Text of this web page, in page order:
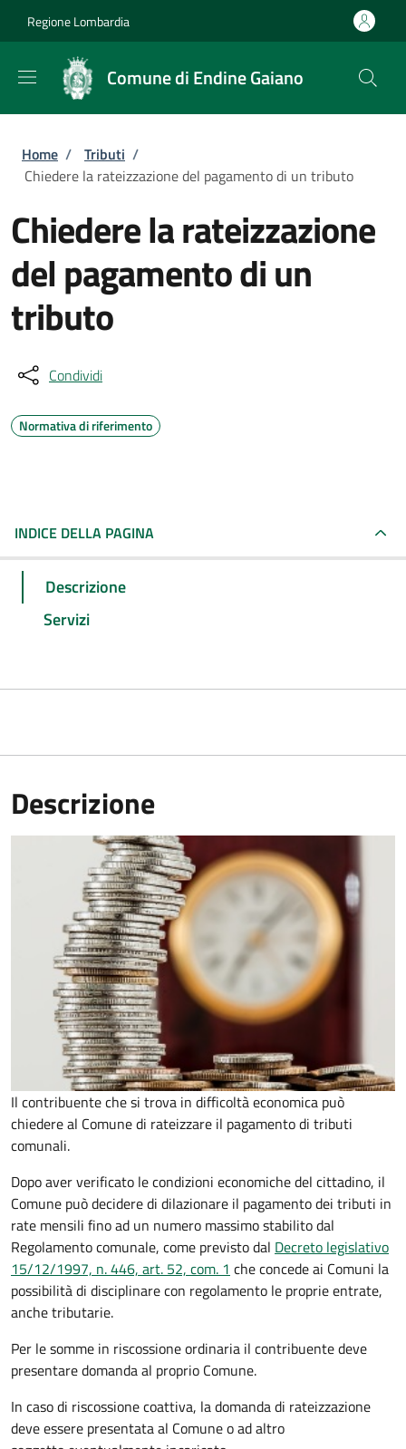
Regione Lombardia
Comune di Endine Gaiano
Briciole di pane
Home / Tributi /
Chiedere la rateizzazione del pagamento di un tributo
Chiedere la rateizzazione
del pagamento di un
tributo
Condividi
Normativa di riferimento
INDICE DELLA PAGINA
Descrizione
Servizi
Descrizione
Il contribuente che si trova in difficoltà economica può
chiedere al Comune di rateizzare il pagamento di tributi
comunali.
Dopo aver verificato le condizioni economiche del cittadino, il
Comune può decidere di dilazionare il pagamento dei tributi in
rate mensili fino ad un numero massimo stabilito dal
Regolamento comunale, come previsto dal Decreto legislativo
15/12/1997, n. 446, art. 52, com. 1 che concede ai Comuni la
possibilità di disciplinare con regolamento le proprie entrate,
anche tributarie.
Per le somme in riscossione ordinaria il contribuente deve
presentare domanda al proprio Comune.
In caso di riscossione coattiva, la domanda di rateizzazione
deve essere presentata al Comune o ad altro